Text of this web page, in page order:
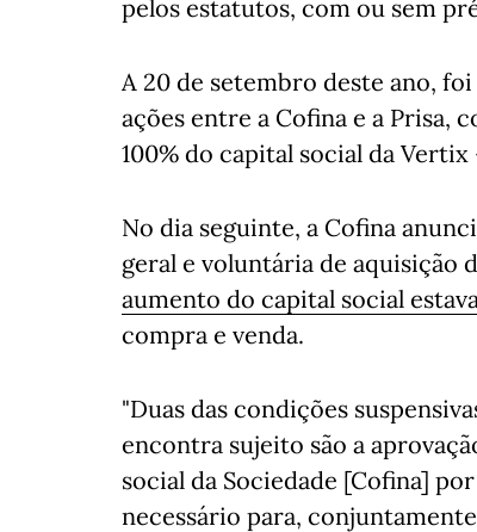
pelos estatutos, com ou sem
A 20 de setembro deste ano,
ações entre a Cofina e a Prisa,
100% do capital social da
No dia seguinte, a Cofina
geral e voluntária de aquisição
aumento do capital social
compra e venda.
"Duas das condições
encontra sujeito são a
social da Sociedade [Cofina]
necessário para,